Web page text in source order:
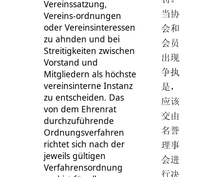
Vereinssatzung,
Vereins-ordnungen
oder Vereinsinteressen
zu ahnden und bei
Streitigkeiten zwischen
Vorstand und
Mitgliedern als höchste
vereinsinterne Instanz
zu entscheiden. Das
von dem Ehrenrat
durchzuführende
Ordnungsverfahren
richtet sich nach der
jeweils gültigen
Verfahrensordnung
当协
会和
会员
出现
争执
是，
应该
交由
名誉
理事
会进
行决